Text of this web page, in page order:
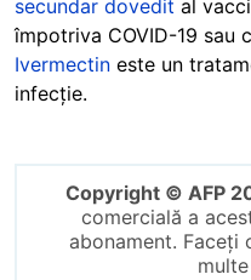
secundar dovedit al
împotriva COVID-19 sau
Ivermectin este un
infecție.
Copyright © AFP
comercială a
abonament. Faceți